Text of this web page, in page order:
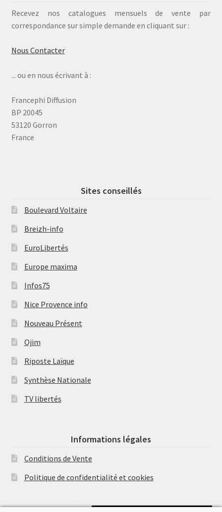
Recevez nos catalogues mensuels de vente par
correspondance sur simple demande en cliquant sur :
Nous Contacter
... ou en nous écrivant à :
Francephi Diffusion
BP 20045
53120 Gorron
France
Sites conseillés
Boulevard Voltaire
Breizh-info
EuroLibertés
Europe maxima
Infos75
Nice Provence info
Nouveau Présent
Ojim
Riposte Laïque
Synthèse Nationale
TV libertés
Informations légales
Conditions de Vente
Politique de confidentialité et cookies